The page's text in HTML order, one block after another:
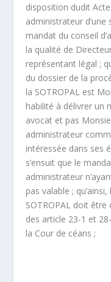
disposition dudit
administrateur
mandat du conseil
la qualité de
représentant légal ;
du dossier de la
la SOTROPAL est
habilité à délivrer un
avocat et pas
administrateur
intéressée dans ses
s’ensuit que le
administrateur
pas valable ;
SOTROPAL doit
des article 23-1 et
la Cour de céans ;